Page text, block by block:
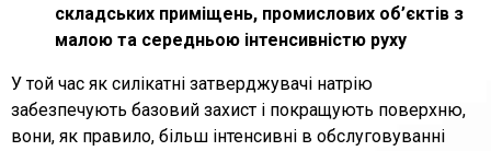
складських приміщень, промислових об’єктів з
малою та середньою інтенсивністю руху
У той час як силікатні затверджувачі натрію
забезпечують базовий захист і покращують поверхню,
вони, як правило, більш інтенсивні в обслуговуванні